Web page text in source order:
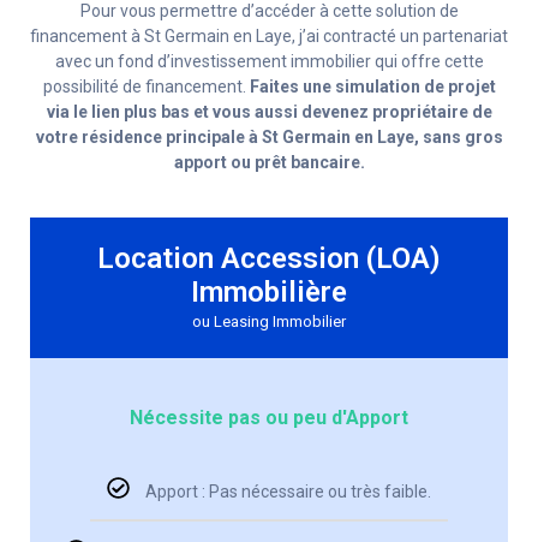
Pour vous permettre d’accéder à cette solution de
financement à St Germain en Laye, j’ai contracté un partenariat
avec un fond d’investissement immobilier qui offre cette
possibilité de financement. Faites une simulation de projet
via le lien plus bas et vous aussi devenez propriétaire de
votre résidence principale à St Germain en Laye, sans gros
apport ou prêt bancaire.
Location Accession (LOA)
Immobilière
ou Leasing Immobilier
Nécessite pas ou peu d'Apport
Apport : Pas nécessaire ou très faible.